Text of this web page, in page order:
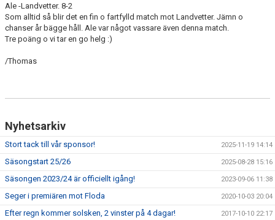
Ale -Landvetter. 8-2
Som alltid så blir det en fin o fartfylld match mot Landvetter. Jämn o
chanser år bägge håll. Ale var något vassare även denna match.
Tre poäng o vi tar en go helg :)
/Thomas
Nyhetsarkiv
Stort tack till vår sponsor! 2025-11-19 14:14
Säsongstart 25/26 2025-08-28 15:16
Säsongen 2023/24 är officiellt igång! 2023-09-06 11:38
Seger i premiären mot Floda 2020-10-03 20:04
Efter regn kommer solsken, 2 vinster på 4 dagar! 2017-10-10 22:17